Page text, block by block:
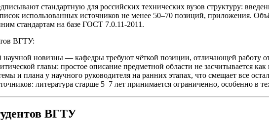
стандартную для российских технических вузов структуру:
использованных источников не менее 50–70 позиций, приложения.
стандартам на базе ГОСТ 7.0.11-2011.
ВГТУ:
новизны — кафедры требуют чёткой позиции, отличающей работу
главы: простое описание предметной области не засчитывается как
и плана у научного руководителя на ранних этапах, что смещает все
литература старше 5–7 лет принимается ограниченно, особенно в
ВГТУ